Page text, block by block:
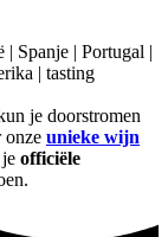
Spanje | Portugal |
| tasting
je doorstromen
onze unieke wijn
officiële